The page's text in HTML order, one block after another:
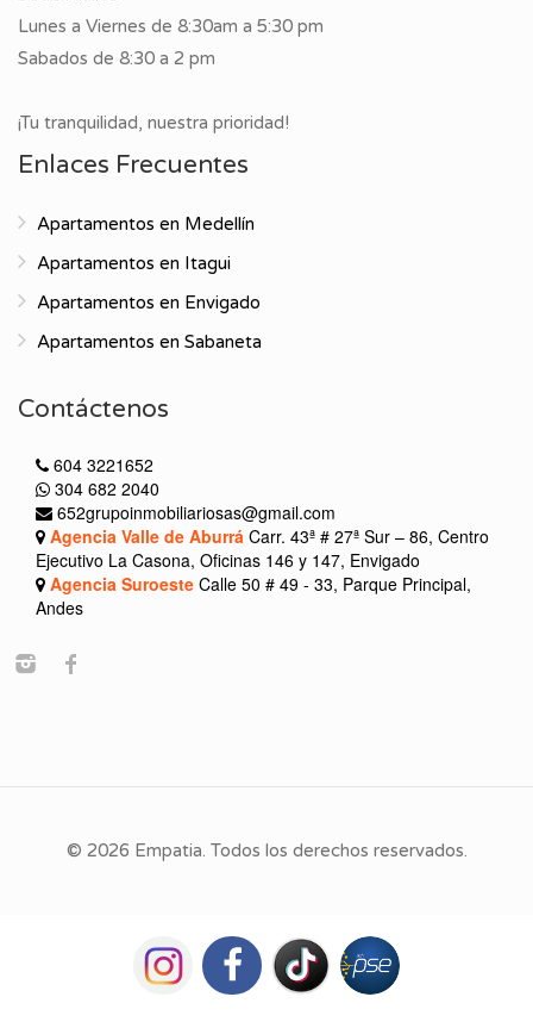
Lunes a Viernes de 8:30am a 5:30 pm
Sabados de 8:30 a 2 pm
¡Tu tranquilidad, nuestra prioridad!
Enlaces Frecuentes
Apartamentos en Medellín
Apartamentos en Itagui
Apartamentos en Envigado
Apartamentos en Sabaneta
Contáctenos
604 3221652
304 682 2040
652grupoinmobiliariosas@gmail.com
Agencia Valle de Aburrá Carr. 43ª # 27ª Sur – 86, Centro
Ejecutivo La Casona, Oficinas 146 y 147, Envigado
Agencia Suroeste Calle 50 # 49 - 33, Parque Principal,
Andes
© 2026 Empatia. Todos los derechos reservados.